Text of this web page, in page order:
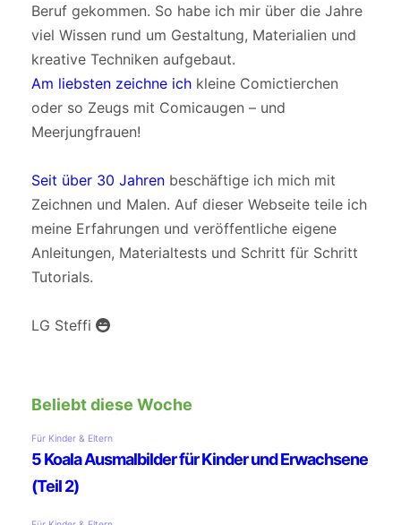
Beruf gekommen. So habe ich mir über die Jahre
viel Wissen rund um Gestaltung, Materialien und
kreative Techniken aufgebaut.
Am liebsten zeichne ichkleine Comictierchen
oder so Zeugs mit Comicaugen – und
Meerjungfrauen!
Seit über 30 Jahrenbeschäftige ich mich mit
Zeichnen und Malen. Auf dieser Webseite teile ich
meine Erfahrungen und veröffentliche eigene
Anleitungen, Materialtests und Schritt für Schritt
Tutorials.
LG Steffi
Beliebt diese Woche